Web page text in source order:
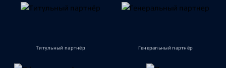
Титульный партнёр Генеральный партнёр